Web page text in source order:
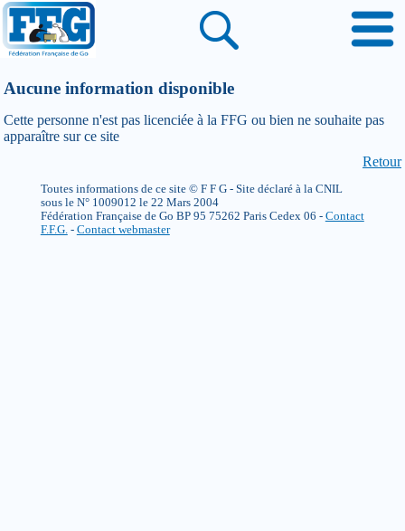
Aucune information disponible
Cette personne n'est pas licenciée à la FFG ou bien ne souhaite pas
apparaître sur ce site
Retour
Toutes informations de ce site © F F G - Site déclaré à la CNIL
sous le N° 1009012 le 22 Mars 2004
Fédération Française de Go BP 95 75262 Paris Cedex 06 - Contact
F.F.G.- Contact webmaster